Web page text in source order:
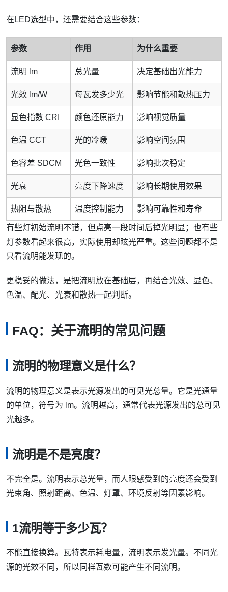
在LED选型中，还需要结合这些参数：
参数 作用 为什么重要
流明 lm 总光量 决定基础出光能力
光效 lm/W 每瓦发多少光 影响节能和散热压力
显色指数 CRI 颜色还原能力 影响视觉质量
色温 CCT 光的冷暖 影响空间氛围
色容差 SDCM 光色一致性 影响批次稳定
光衰 亮度下降速度 影响长期使用效果
热阻与散热 温度控制能力 影响可靠性和寿命
有些灯初始流明不错，但点亮一段时间后掉光明显；也有些
灯参数看起来很高，实际使用却眩光严重。这些问题都不是
只看流明能发现的。
更稳妥的做法，是把流明放在基础层，再结合光效、显色、
色温、配光、光衰和散热一起判断。
FAQ：关于流明的常见问题
流明的物理意义是什么？
流明的物理意义是表示光源发出的可见光总量。它是光通量
的单位，符号为 lm。流明越高，通常代表光源发出的总可见
光越多。
流明是不是亮度？
不完全是。流明表示总光量，而人眼感受到的亮度还会受到
光束角、照射距离、色温、灯罩、环境反射等因素影响。
1流明等于多少瓦？
不能直接换算。瓦特表示耗电量，流明表示发光量。不同光
源的光效不同，所以同样瓦数可能产生不同流明。